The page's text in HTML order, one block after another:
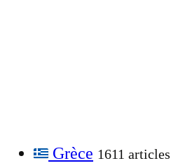
Grèce 1611 articles